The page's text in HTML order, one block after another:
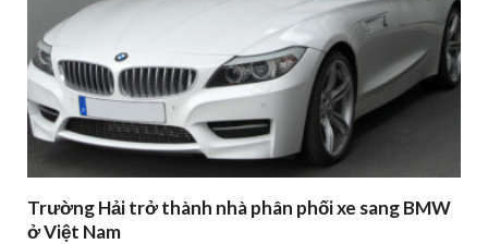
Trường Hải trở thành nhà phân phối xe sang BMW
ở Việt Nam